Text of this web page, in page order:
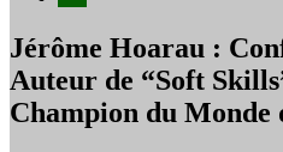
Jérôme Hoarau :
Auteur de “Soft
Champion du